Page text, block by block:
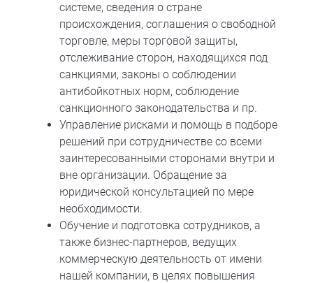
системе, сведения о стране
происхождения, соглашения о свободной
торговле, меры торговой защиты,
отслеживание сторон, находящихся под
санкциями, законы о соблюдении
антибойкотных норм, соблюдение
санкционного законодательства и пр.
Управление рисками и помощь в подборе
решений при сотрудничестве со всеми
заинтересованными сторонами внутри и
вне организации. Обращение за
юридической консультацией по мере
необходимости.
Обучение и подготовка сотрудников, а
также бизнес-партнеров, ведущих
коммерческую деятельность от имени
нашей компании, в целях повышения